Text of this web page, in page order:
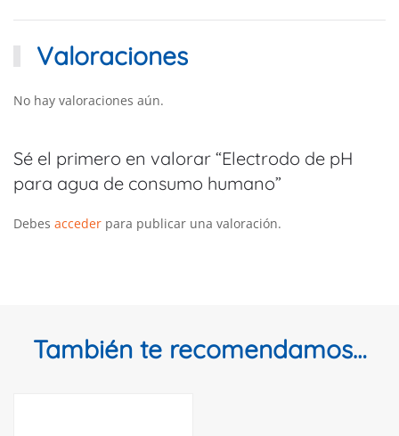
Valoraciones
No hay valoraciones aún.
Sé el primero en valorar “Electrodo de pH
para agua de consumo humano”
Debes acceder para publicar una valoración.
También te recomendamos…